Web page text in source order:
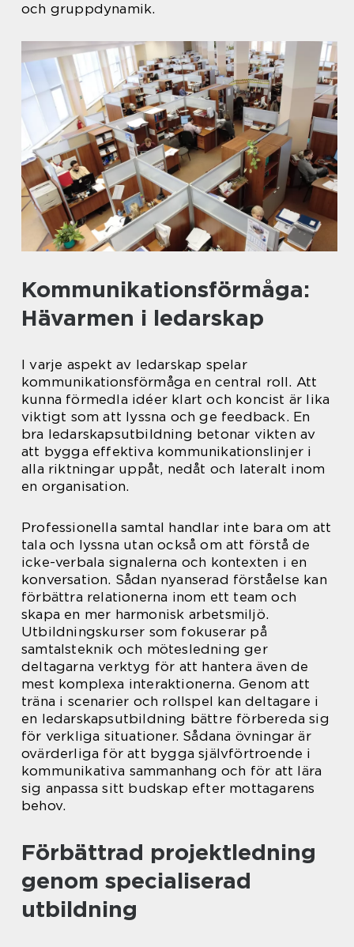
och gruppdynamik.
Kommunikationsförmåga:
Hävarmen i ledarskap
I varje aspekt av ledarskap spelar
kommunikationsförmåga en central roll. Att
kunna förmedla idéer klart och koncist är lika
viktigt som att lyssna och ge feedback. En
bra ledarskapsutbildning betonar vikten av
att bygga effektiva kommunikationslinjer i
alla riktningar uppåt, nedåt och lateralt inom
en organisation.
Professionella samtal handlar inte bara om att
tala och lyssna utan också om att förstå de
icke-verbala signalerna och kontexten i en
konversation. Sådan nyanserad förståelse kan
förbättra relationerna inom ett team och
skapa en mer harmonisk arbetsmiljö.
Utbildningskurser som fokuserar på
samtalsteknik och mötesledning ger
deltagarna verktyg för att hantera även de
mest komplexa interaktionerna. Genom att
träna i scenarier och rollspel kan deltagare i
en ledarskapsutbildning bättre förbereda sig
för verkliga situationer. Sådana övningar är
ovärderliga för att bygga självförtroende i
kommunikativa sammanhang och för att lära
sig anpassa sitt budskap efter mottagarens
behov.
Förbättrad projektledning
genom specialiserad
utbildning